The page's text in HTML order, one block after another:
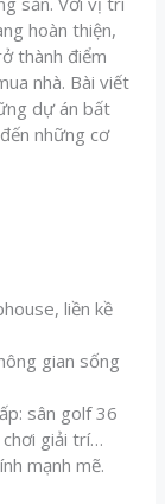
hoàn thiện,
thành điểm
nhà. Bài viết
dự án bất
những cơ
liền kề
gian sống
sân golf 36
giải trí…
mạnh mẽ.